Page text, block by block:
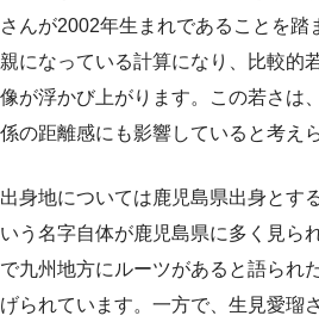
さんが2002年生まれであることを踏
親になっている計算になり、比較的
像が浮かび上がります。この若さは
係の距離感にも影響していると考え
出身地については鹿児島県出身とす
いう名字自体が鹿児島県に多く見ら
で九州地方にルーツがあると語られ
げられています。一方で、生見愛瑠